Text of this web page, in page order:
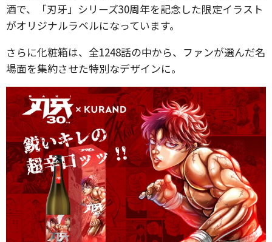
酒で、「刃牙」シリーズ30周年を記念した限定イラスト
がオリジナルラベルになっています。
さらに化粧箱は、全1248話の中から、ファンが選んだ名
場面を集約させた特別なデザインに。